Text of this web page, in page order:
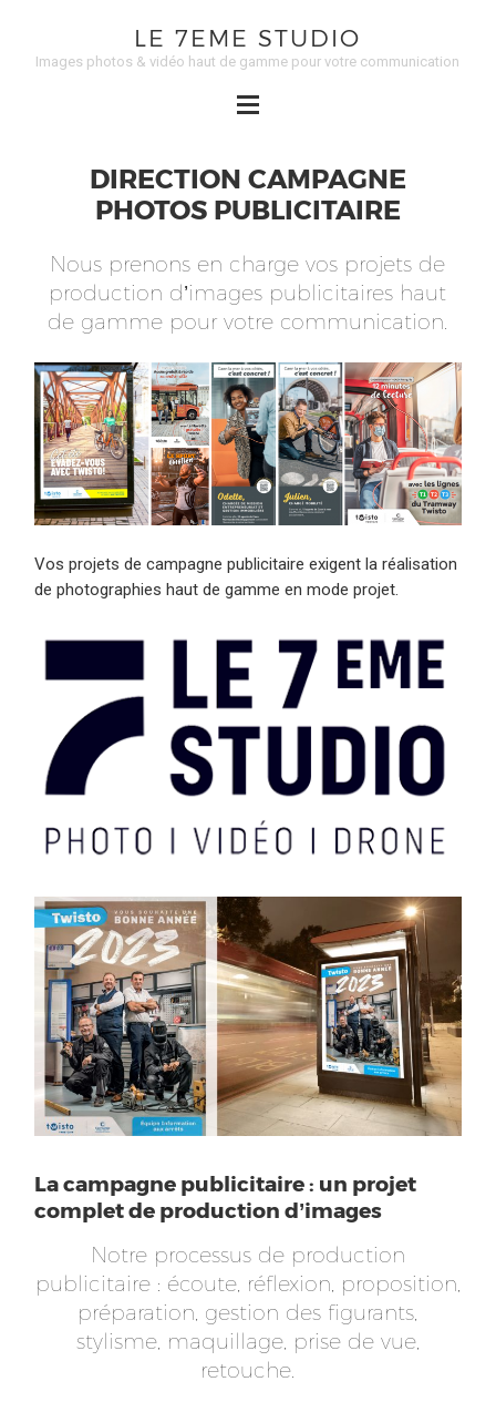
LE 7EME STUDIO
Images photos & vidéo haut de gamme pour votre communication
DIRECTION CAMPAGNE
PHOTOS PUBLICITAIRE
Nous prenons en charge vos projets de
production d’images publicitaires haut
de gamme pour votre communication.
Vos projets de campagne publicitaire exigent la réalisation
de photographies haut de gamme en mode projet.
La campagne publicitaire : un projet
complet de production d’images
Notre processus de production
publicitaire : écoute, réflexion, proposition,
préparation, gestion des figurants,
stylisme, maquillage, prise de vue,
retouche.